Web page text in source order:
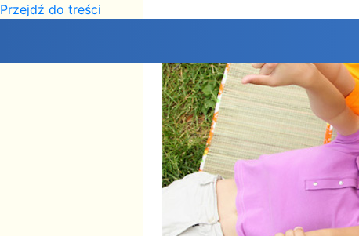
Przejdź do treści